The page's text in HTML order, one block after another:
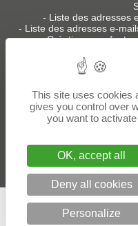
- Liste des adresses
- Liste des adresses e-
-Création ou refonte
Sites partenaires:
bureaux.boites-
Un
This site uses cookies
gives you control over
you want to activate
OK, accept all
Deny all cookies
Personalize